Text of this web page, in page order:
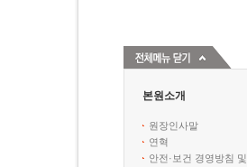
본원소개
원장인사말
연혁
안전·보건 경영방침